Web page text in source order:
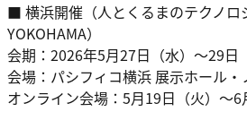
■ 横浜開催（人とくるまのテクノロ
YOKOHAMA）
会期：2026年5月27日（水）～29日
会場：パシフィコ横浜 展示ホール・
オンライン会場：5月19日（火）～6